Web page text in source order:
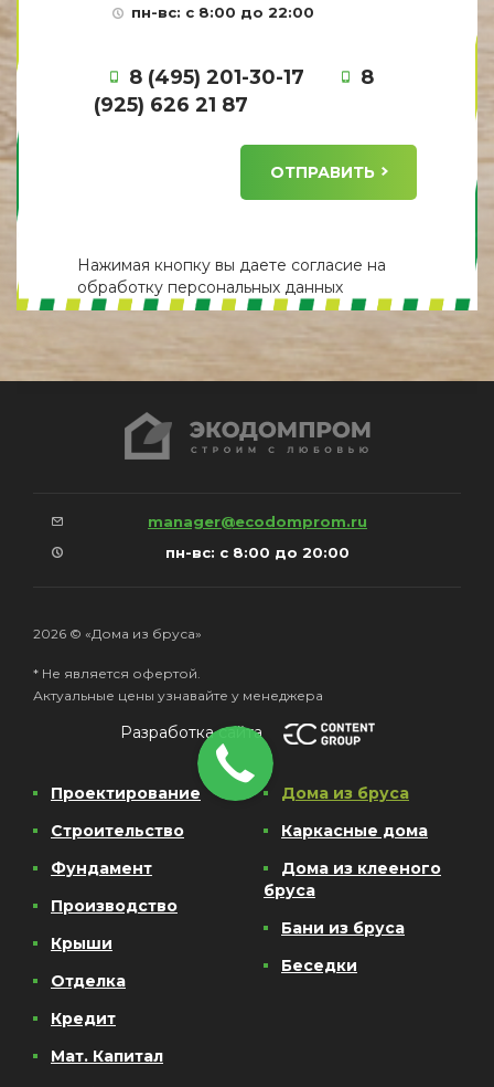
пн-вс: с 8:00 до 22:00
8 (495) 201-30-17
8
(925) 626 21 87
ОТПРАВИТЬ
Нажимая кнопку вы даете согласие на
обработку персональных данных
manager@ecodomprom.ru
пн-вс: с 8:00 до 20:00
2026 © «Дома из бруса»
* Не является офертой.
Актуальные цены узнавайте у менеджера
Разработка сайта
Проектирование
Строительство
Фундамент
Производство
Крыши
Отделка
Кредит
Мат. Капитал
Дома из бруса
Каркасные дома
Дома из клееного
бруса
Бани из бруса
Беседки